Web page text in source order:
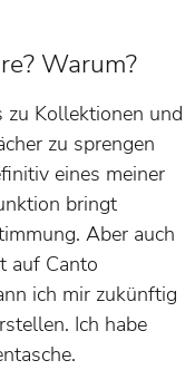
Warum?
Kollektionen und
zu sprengen
eines meiner
bringt
Aber auch
auf Canto
ich mir zukünftig
Ich habe